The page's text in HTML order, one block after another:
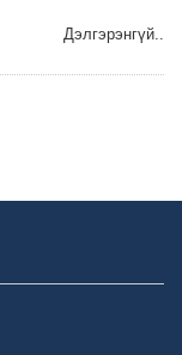
Дэлгэрэнгүй..